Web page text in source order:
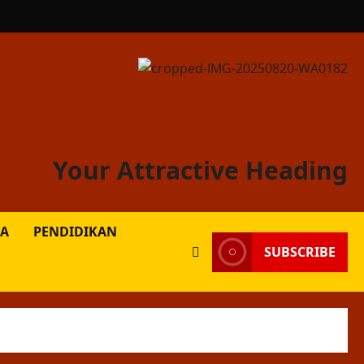
Your Attractive Heading
PENDIDIKAN
SUBSCRIBE